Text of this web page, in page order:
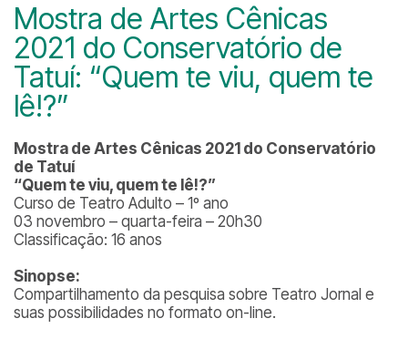
Mostra de Artes Cênicas
2021 do Conservatório de
Tatuí: “Quem te viu, quem te
lê!?”
Mostra de Artes Cênicas 2021 do Conservatório
de Tatuí
“Quem te viu, quem te lê!?”
Curso de Teatro Adulto – 1º ano
03 novembro – quarta-feira – 20h30
Classificação: 16 anos
Sinopse:
Compartilhamento da pesquisa sobre Teatro Jornal e
suas possibilidades no formato on-line.